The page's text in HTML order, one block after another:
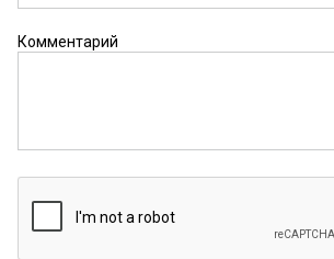
Комментарий